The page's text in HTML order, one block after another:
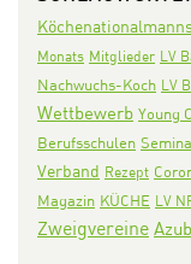
Monats Mitglieder LV
Nachwuchs-Koch LV
Wettbewerb Young
Berufsschulen
Verband Rezept
Magazin KÜCHE LV
Zweigvereine